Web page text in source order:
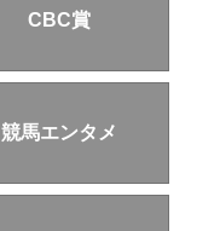
CBC賞
競馬エンタメ